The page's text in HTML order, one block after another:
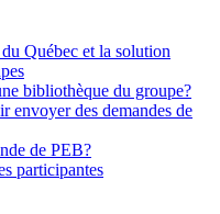
Québec et la solution
bibliothèque du groupe?
envoyer des demandes de
de PEB?
participantes